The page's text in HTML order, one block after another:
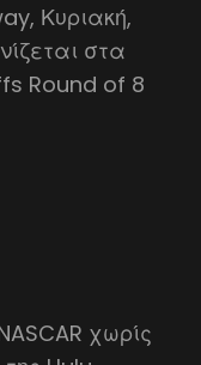
Κυριακή,
στα
Round of 8
χωρίς